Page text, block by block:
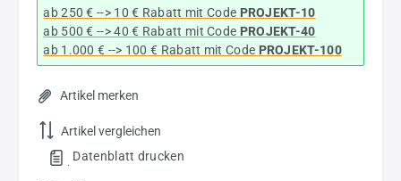
ab 250 € --> 10 € Rabatt mit Code PROJEKT-10
ab 500 € --> 40 € Rabatt mit Code PROJEKT-40
ab 1.000 € --> 100 € Rabatt mit Code PROJEKT-100
Artikel merken
Artikel vergleichen
. Datenblatt drucken